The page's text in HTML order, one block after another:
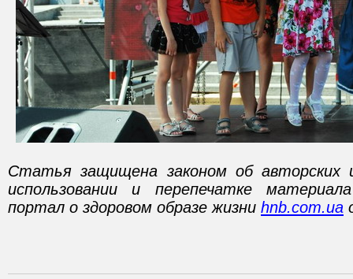
Статья защищена законом об авторских
использовании и перепечатке
портал о здоровом образе жизни hnb.com.ua